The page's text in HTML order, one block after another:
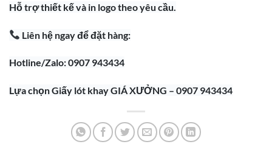
Hỗ trợ thiết kế và in logo theo yêu cầu.
Liên hệ ngay để đặt hàng:
Hotline/Zalo: 0907 943434
Lựa chọn Giấy lót khay GIÁ XƯỞNG – 0907 943434